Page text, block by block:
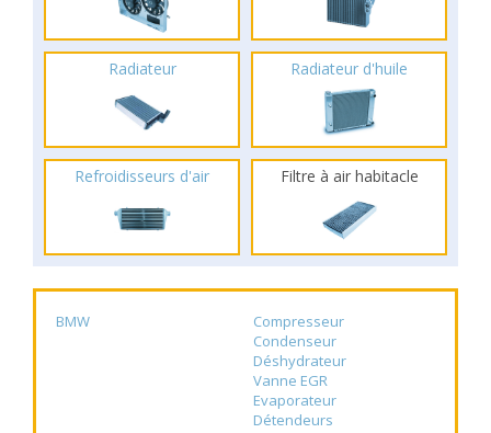
Radiateur Radiateur d'huile
Refroidisseurs d'air Filtre à air habitacle
BMW
Compresseur
Condenseur
Déshydrateur
Vanne EGR
Evaporateur
Détendeurs